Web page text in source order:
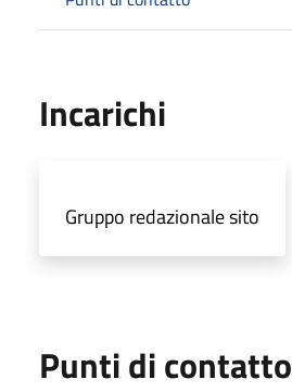
Incarichi
Gruppo redazionale sito
Punti di contatto